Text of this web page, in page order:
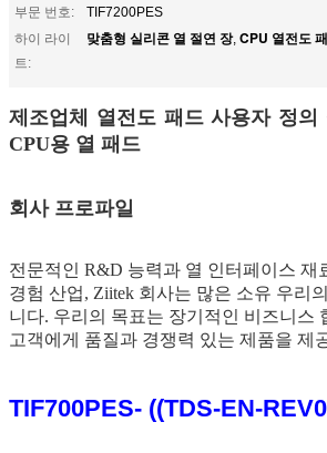
부문 번호:
TIF7200PES
하이 라이
트:
맞춤형 실리콘 열 절연 장, CPU 열전도
제조업체 열전도 패드 사용자 정의
CPU용 열 패드
회사 프로파일
전문적인 R&D 능력과 열 인터페이스 재
경험 산업, Ziitek 회사는 많은 소유 우리
니다. 우리의 목표는 장기적인 비즈니스
고객에게 품질과 경쟁력 있는 제품을 제
TIF700PES- ((TDS-EN-